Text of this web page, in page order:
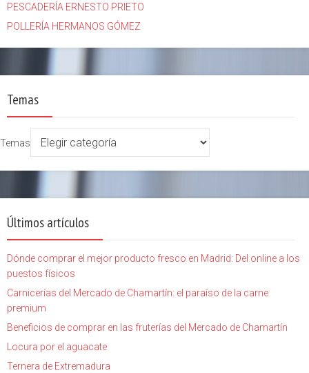
PESCADERÍA ERNESTO PRIETO
POLLERÍA HERMANOS GÓMEZ
Temas
Temas
Últimos artículos
Dónde comprar el mejor producto fresco en Madrid: Del online a los
puestos físicos
Carnicerías del Mercado de Chamartín: el paraíso de la carne
premium
Beneficios de comprar en las fruterías del Mercado de Chamartín
Locura por el aguacate
Ternera de Extremadura